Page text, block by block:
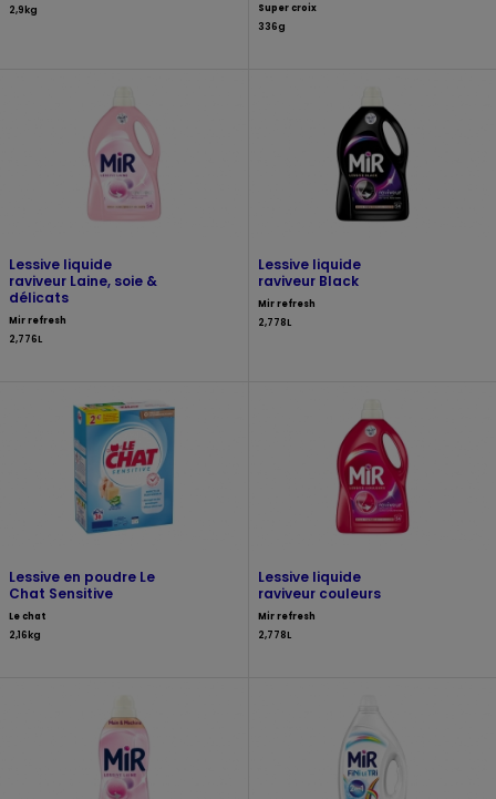
2,9kg Super croix
336g
Lessive liquide
raviveur Laine, soie &
délicats
Mir refresh
2,776L
Lessive liquide
raviveur Black
Mir refresh
2,778L
Lessive en poudre Le
Chat Sensitive
Le chat
2,16kg
Lessive liquide
raviveur couleurs
Mir refresh
2,778L